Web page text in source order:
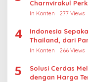
Charnvirakul
In Konten 277 Views
4
Indonesia
Thailand, dari
In Konten 266 Views
5
Solusi Cerdas
dengan Harga